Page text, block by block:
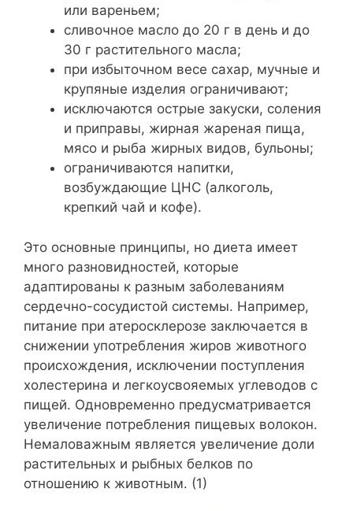
или вареньем;
сливочное масло до 20 г в день и до
30 г растительного масла;
при избыточном весе сахар, мучные и
крупяные изделия ограничивают;
исключаются острые закуски, соления
и приправы, жирная жареная пища,
мясо и рыба жирных видов, бульоны;
ограничиваются напитки,
возбуждающие ЦНС (алкоголь,
крепкий чай и кофе).
Это основные принципы, но диета имеет
много разновидностей, которые
адаптированы к разным заболеваниям
сердечно-сосудистой системы. Например,
питание при атеросклерозе заключается в
снижении употребления жиров животного
происхождения, исключении поступления
холестерина и легкоусвояемых углеводов с
пищей. Одновременно предусматривается
увеличение потребления пищевых волокон.
Немаловажным является увеличение доли
растительных и рыбных белков по
отношению к животным. (1)